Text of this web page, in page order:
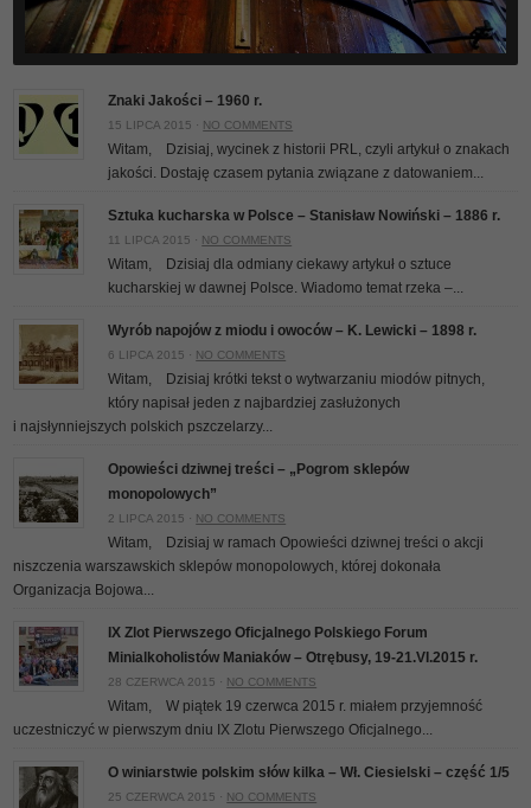
Znaki Jakości – 1960 r.
15 LIPCA 2015 · NO COMMENTS
Witam, Dzisiaj, wycinek z historii PRL, czyli artykuł o znakach
jakości. Dostaję czasem pytania związane z datowaniem...
Sztuka kucharska w Polsce – Stanisław Nowiński – 1886 r.
11 LIPCA 2015 · NO COMMENTS
Witam, Dzisiaj dla odmiany ciekawy artykuł o sztuce
kucharskiej w dawnej Polsce. Wiadomo temat rzeka –...
Wyrób napojów z miodu i owoców – K. Lewicki – 1898 r.
6 LIPCA 2015 · NO COMMENTS
Witam, Dzisiaj krótki tekst o wytwarzaniu miodów pitnych,
który napisał jeden z najbardziej zasłużonych
i najsłynniejszych polskich pszczelarzy...
Opowieści dziwnej treści – „Pogrom sklepów
monopolowych”
2 LIPCA 2015 · NO COMMENTS
Witam, Dzisiaj w ramach Opowieści dziwnej treści o akcji
niszczenia warszawskich sklepów monopolowych, której dokonała
Organizacja Bojowa...
IX Zlot Pierwszego Oficjalnego Polskiego Forum
Minialkoholistów Maniaków – Otrębusy, 19-21.VI.2015 r.
28 CZERWCA 2015 · NO COMMENTS
Witam, W piątek 19 czerwca 2015 r. miałem przyjemność
uczestniczyć w pierwszym dniu IX Zlotu Pierwszego Oficjalnego...
O winiarstwie polskim słów kilka – Wł. Ciesielski – część 1/5
25 CZERWCA 2015 · NO COMMENTS